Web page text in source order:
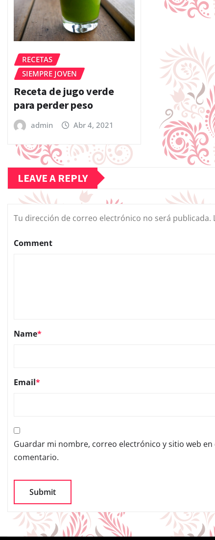
RECETAS
SIEMPRE JOVEN
Receta de jugo verde
para perder peso
admin Abr 4, 2021
LEAVE A REPLY
Tu dirección de correo electrónico no será publicada.
Comment
Name*
Email*
Guardar mi nombre, correo electrónico y sitio web
comentario.